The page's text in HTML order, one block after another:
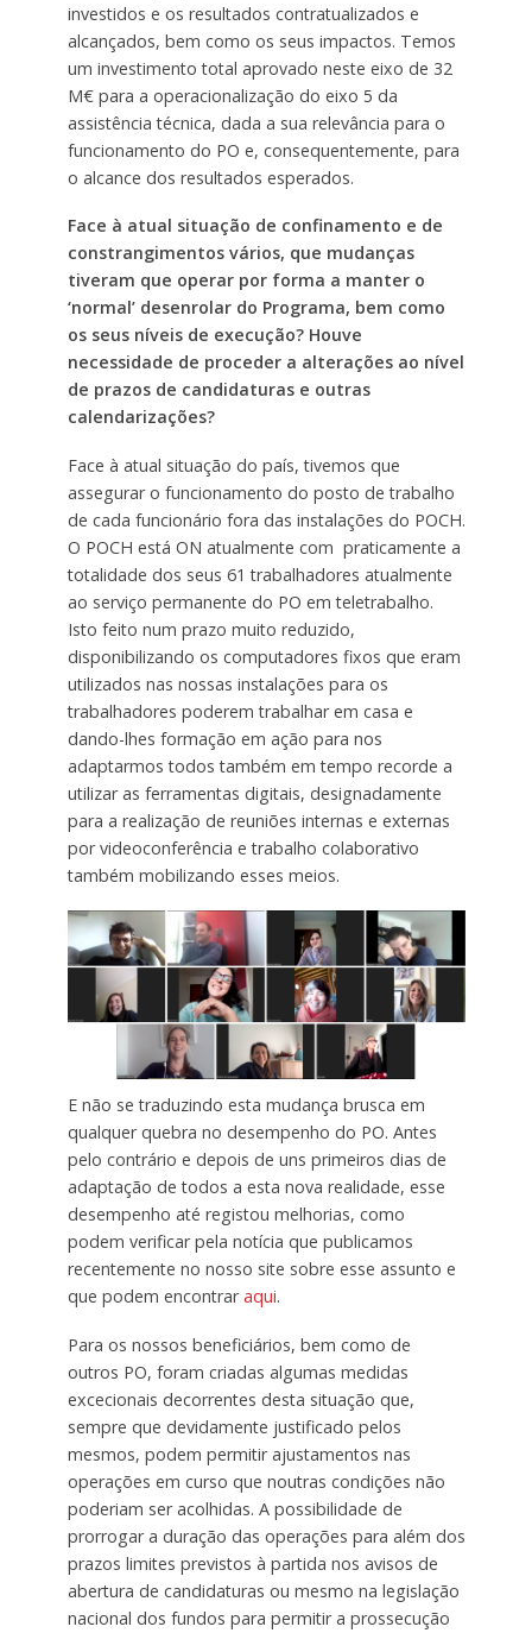
investidos e os resultados contratualizados e
alcançados, bem como os seus impactos. Temos
um investimento total aprovado neste eixo de 32
M€ para a operacionalização do eixo 5 da
assistência técnica, dada a sua relevância para o
funcionamento do PO e, consequentemente, para
o alcance dos resultados esperados.
Face à atual situação de confinamento e de
constrangimentos vários, que mudanças
tiveram que operar por forma a manter o
‘normal’ desenrolar do Programa, bem como
os seus níveis de execução? Houve
necessidade de proceder a alterações ao nível
de prazos de candidaturas e outras
calendarizações?
Face à atual situação do país, tivemos que
assegurar o funcionamento do posto de trabalho
de cada funcionário fora das instalações do POCH.
O POCH está ON atualmente com praticamente a
totalidade dos seus 61 trabalhadores atualmente
ao serviço permanente do PO em teletrabalho.
Isto feito num prazo muito reduzido,
disponibilizando os computadores fixos que eram
utilizados nas nossas instalações para os
trabalhadores poderem trabalhar em casa e
dando-lhes formação em ação para nos
adaptarmos todos também em tempo recorde a
utilizar as ferramentas digitais, designadamente
para a realização de reuniões internas e externas
por videoconferência e trabalho colaborativo
também mobilizando esses meios.
E não se traduzindo esta mudança brusca em
qualquer quebra no desempenho do PO. Antes
pelo contrário e depois de uns primeiros dias de
adaptação de todos a esta nova realidade, esse
desempenho até registou melhorias, como
podem verificar pela notícia que publicamos
recentemente no nosso site sobre esse assunto e
que podem encontraraqui.
Para os nossos beneficiários, bem como de
outros PO, foram criadas algumas medidas
excecionais decorrentes desta situação que,
sempre que devidamente justificado pelos
mesmos, podem permitir ajustamentos nas
operações em curso que noutras condições não
poderiam ser acolhidas. A possibilidade de
prorrogar a duração das operações para além dos
prazos limites previstos à partida nos avisos de
abertura de candidaturas ou mesmo na legislação
nacional dos fundos para permitir a prossecução